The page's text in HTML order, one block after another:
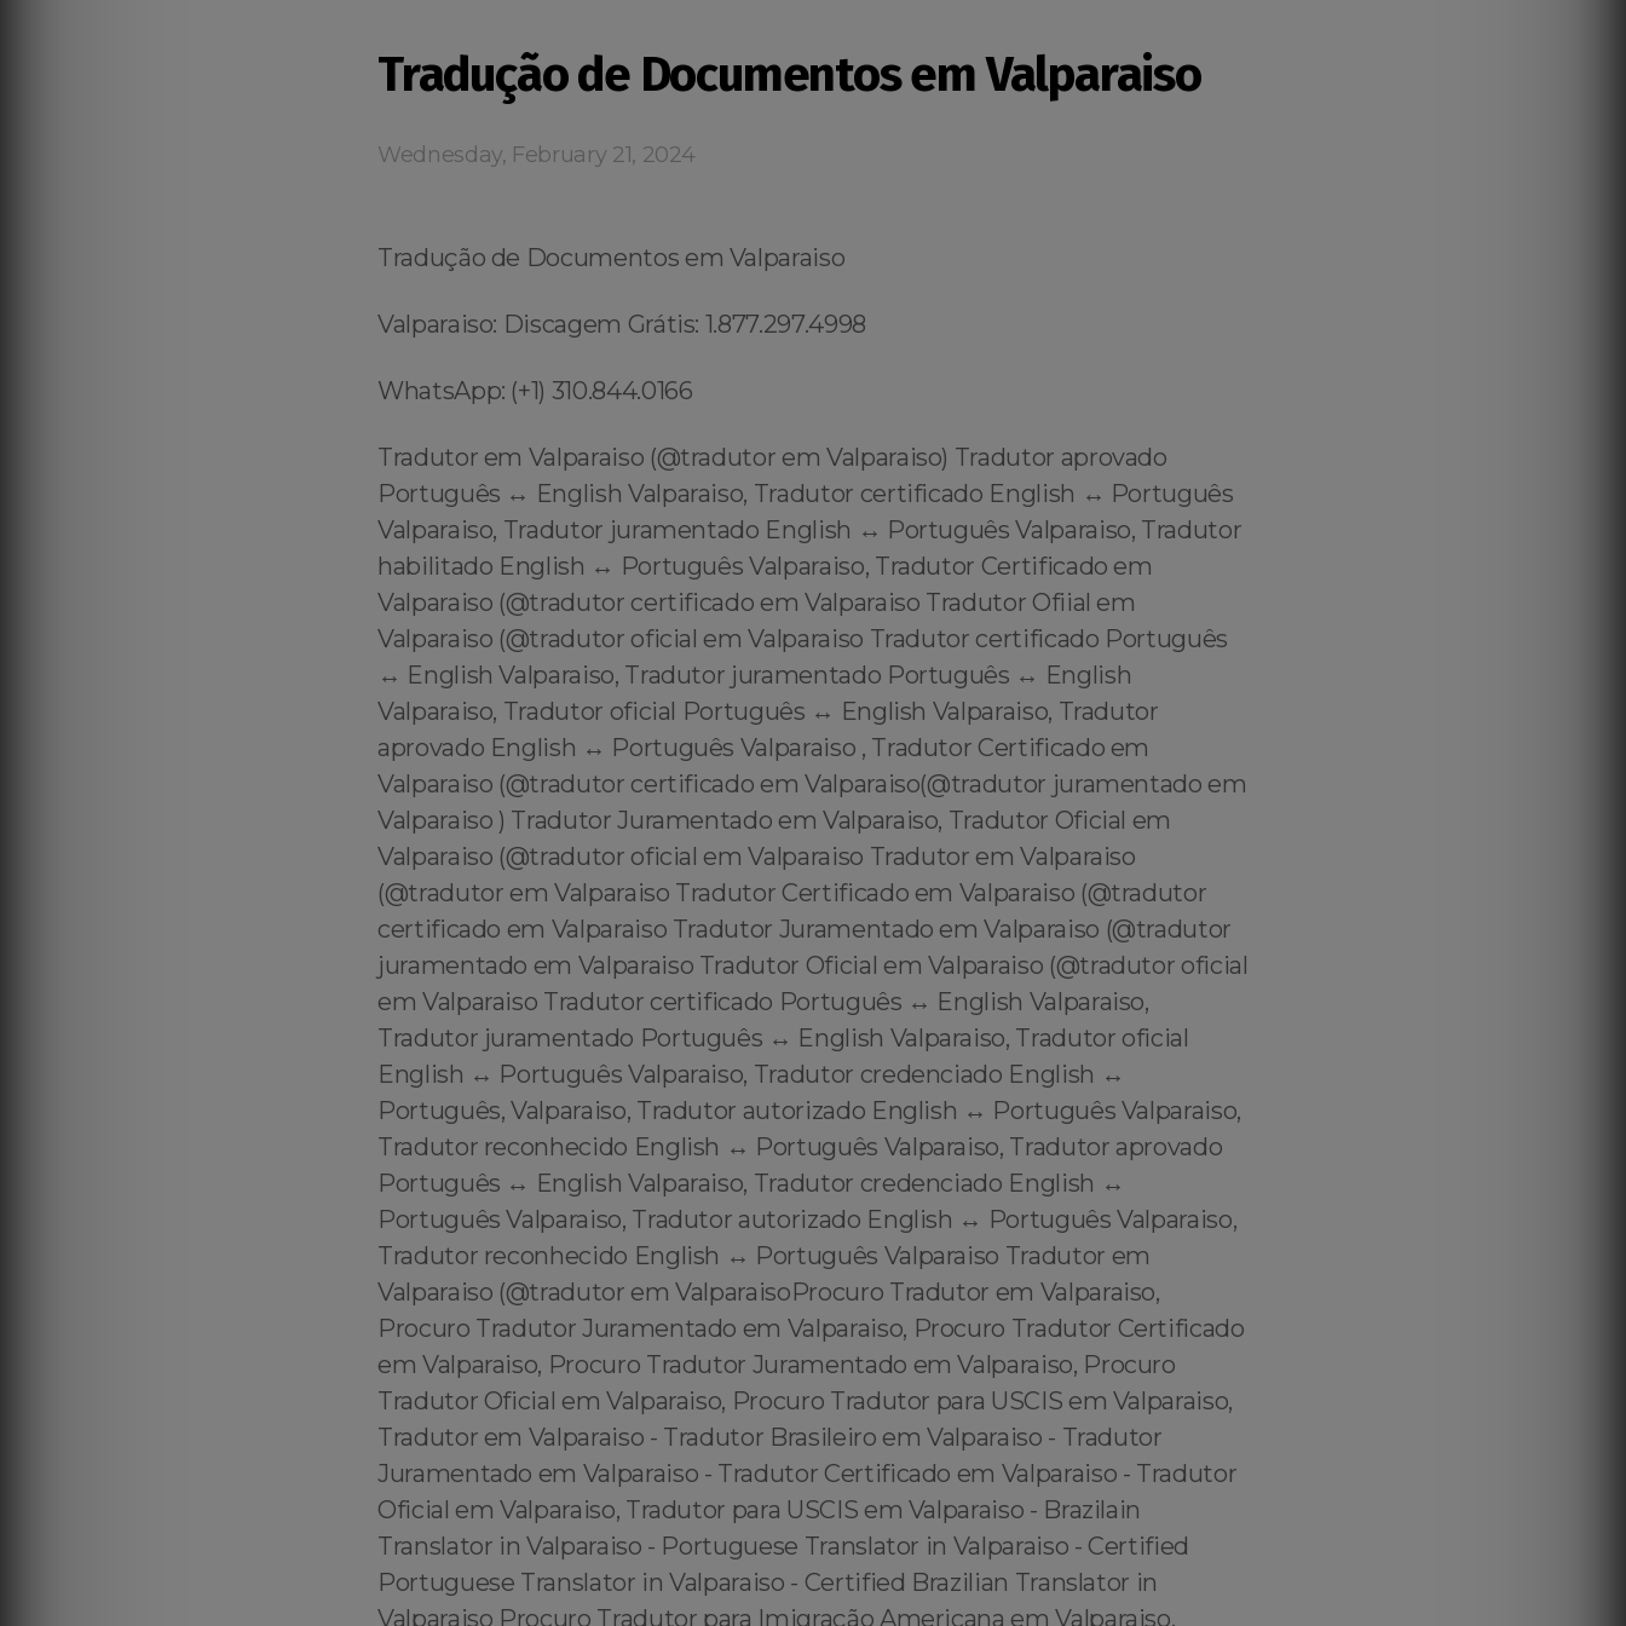
Tradução de Documentos em Valparaiso
Wednesday, February 21, 2024
Tradução de Documentos em Valparaiso
Valparaiso: Discagem Grátis: 1.877.297.4998
WhatsApp: (+1) 310.844.0166
Tradutor em Valparaiso (@tradutor em Valparaiso) Tradutor aprovado
Português ↔️ English Valparaiso, Tradutor certificado English ↔️ Português
Valparaiso, Tradutor juramentado English ↔️ Português Valparaiso, Tradutor
habilitado English ↔️ Português Valparaiso, Tradutor Certificado em
Valparaiso (@tradutor certificado em Valparaiso Tradutor Ofiial em
Valparaiso (@tradutor oficial em Valparaiso Tradutor certificado Português
↔️ English Valparaiso, Tradutor juramentado Português ↔️ English
Valparaiso, Tradutor oficial Português ↔️ English Valparaiso, Tradutor
aprovado English ↔️ Português Valparaiso , Tradutor Certificado em
Valparaiso (@tradutor certificado em Valparaiso(@tradutor juramentado em
Valparaiso ) Tradutor Juramentado em Valparaiso, Tradutor Oficial em
Valparaiso (@tradutor oficial em Valparaiso Tradutor em Valparaiso
(@tradutor em Valparaiso Tradutor Certificado em Valparaiso (@tradutor
certificado em Valparaiso Tradutor Juramentado em Valparaiso (@tradutor
juramentado em Valparaiso Tradutor Oficial em Valparaiso (@tradutor oficial
em Valparaiso Tradutor certificado Português ↔️ English Valparaiso,
Tradutor juramentado Português ↔️ English Valparaiso, Tradutor oficial
English ↔️ Português Valparaiso, Tradutor credenciado English ↔️
Português, Valparaiso, Tradutor autorizado English ↔️ Português Valparaiso,
Tradutor reconhecido English ↔️ Português Valparaiso, Tradutor aprovado
Português ↔️ English Valparaiso, Tradutor credenciado English ↔️
Português Valparaiso, Tradutor autorizado English ↔️ Português Valparaiso,
Tradutor reconhecido English ↔️ Português Valparaiso Tradutor em
Valparaiso (@tradutor em ValparaisoProcuro Tradutor em Valparaiso,
Procuro Tradutor Juramentado em Valparaiso, Procuro Tradutor Certificado
em Valparaiso, Procuro Tradutor Juramentado em Valparaiso, Procuro
Tradutor Oficial em Valparaiso, Procuro Tradutor para USCIS em Valparaiso,
Tradutor em Valparaiso - Tradutor Brasileiro em Valparaiso - Tradutor
Juramentado em Valparaiso - Tradutor Certificado em Valparaiso - Tradutor
Oficial em Valparaiso, Tradutor para USCIS em Valparaiso - Brazilain
Translator in Valparaiso - Portuguese Translator in Valparaiso - Certified
Portuguese Translator in Valparaiso - Certified Brazilian Translator in
Valparaiso Procuro Tradutor para Imigração Americana em Valparaiso,